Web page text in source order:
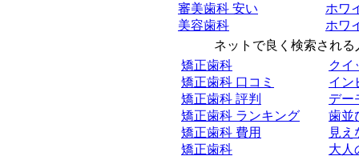
審美歯科 安い
美容歯科
ホワ
ホワ
ネットで良く検索され
矯正歯科
矯正歯科 口コミ
矯正歯科 評判
矯正歯科 ランキング
矯正歯科 費用
矯正歯科
クイ
イン
デー
歯並
見え
大人